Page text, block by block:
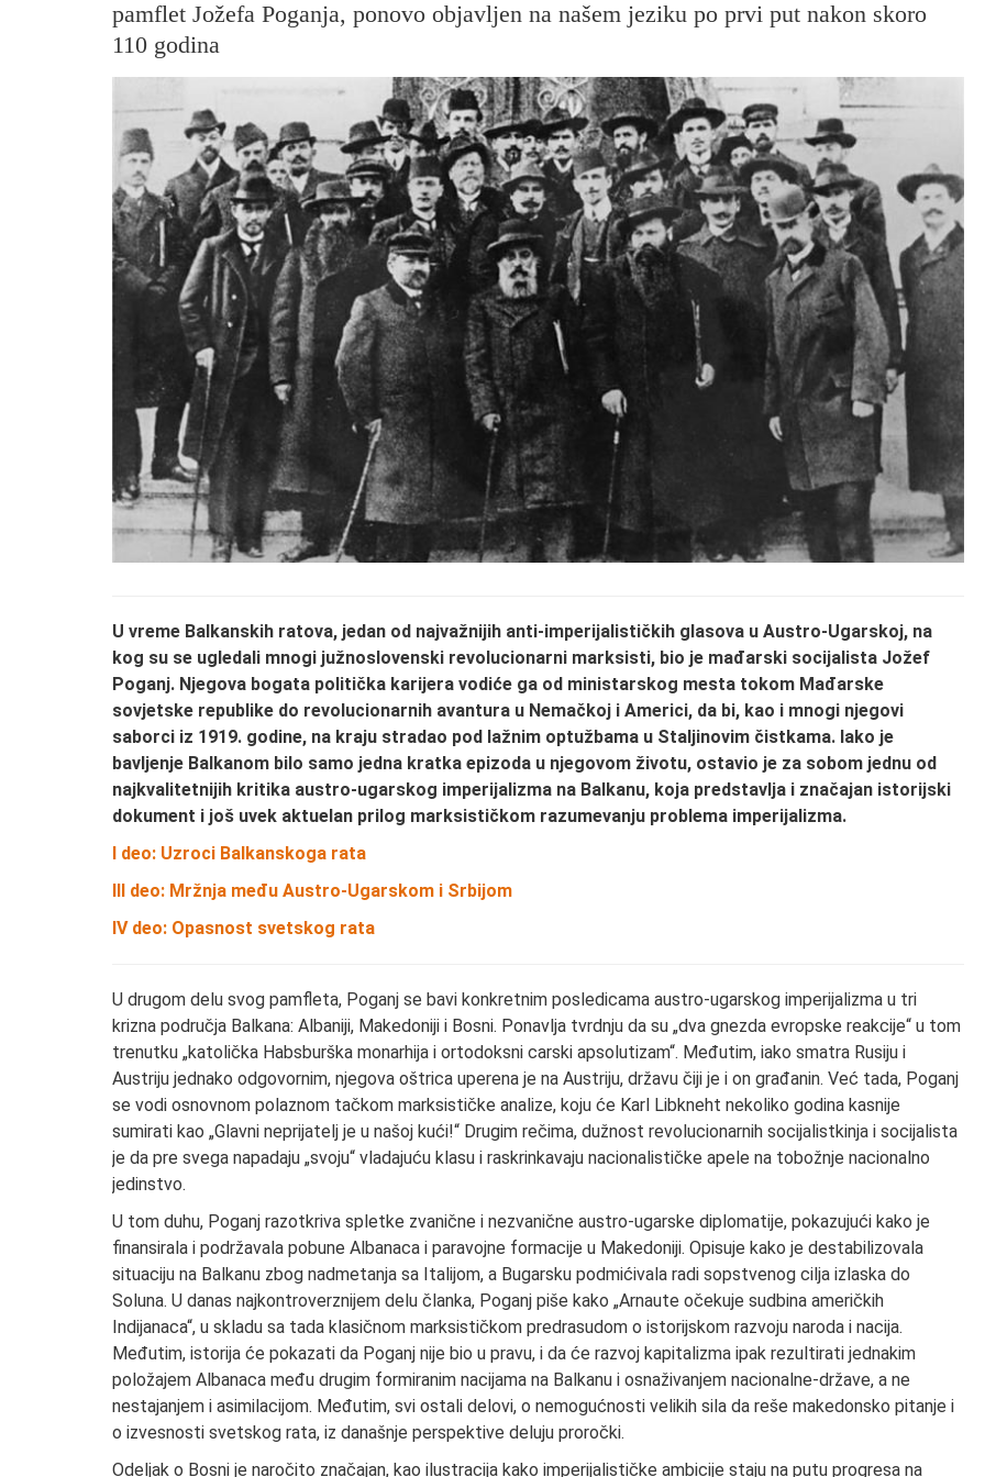
pamflet Jožefa Poganja, ponovo objavljen na našem jeziku po prvi put nakon skoro
110 godina
U vreme Balkanskih ratova, jedan od najvažnijih anti-imperijalističkih glasova u Austro-Ugarskoj, na
kog su se ugledali mnogi južnoslovenski revolucionarni marksisti, bio je mađarski socijalista Jožef
Poganj. Njegova bogata politička karijera vodiće ga od ministarskog mesta tokom Mađarske
sovjetske republike do revolucionarnih avantura u Nemačkoj i Americi, da bi, kao i mnogi njegovi
saborci iz 1919. godine, na kraju stradao pod lažnim optužbama u Staljinovim čistkama. Iako je
bavljenje Balkanom bilo samo jedna kratka epizoda u njegovom životu, ostavio je za sobom jednu od
najkvalitetnijih kritika austro-ugarskog imperijalizma na Balkanu, koja predstavlja i značajan istorijski
dokument i još uvek aktuelan prilog marksističkom razumevanju problema imperijalizma.
I deo: Uzroci Balkanskoga rata
III deo: Mržnja među Austro-Ugarskom i Srbijom
IV deo: Opasnost svetskog rata
U drugom delu svog pamfleta, Poganj se bavi konkretnim posledicama austro-ugarskog imperijalizma u tri
krizna područja Balkana: Albaniji, Makedoniji i Bosni. Ponavlja tvrdnju da su „dva gnezda evropske reakcije“ u tom
trenutku „katolička Habsburška monarhija i ortodoksni carski apsolutizam“. Međutim, iako smatra Rusiju i
Austriju jednako odgovornim, njegova oštrica uperena je na Austriju, državu čiji je i on građanin. Već tada, Poganj
se vodi osnovnom polaznom tačkom marksističke analize, koju će Karl Libkneht nekoliko godina kasnije
sumirati kao „Glavni neprijatelj je u našoj kući!“ Drugim rečima, dužnost revolucionarnih socijalistkinja i socijalista
je da pre svega napadaju „svoju“ vladajuću klasu i raskrinkavaju nacionalističke apele na tobožnje nacionalno
jedinstvo.
U tom duhu, Poganj razotkriva spletke zvanične i nezvanične austro-ugarske diplomatije, pokazujući kako je
finansirala i podržavala pobune Albanaca i paravojne formacije u Makedoniji. Opisuje kako je destabilizovala
situaciju na Balkanu zbog nadmetanja sa Italijom, a Bugarsku podmićivala radi sopstvenog cilja izlaska do
Soluna. U danas najkontroverznijem delu članka, Poganj piše kako „Arnaute očekuje sudbina američkih
Indijanaca“, u skladu sa tada klasičnom marksističkom predrasudom o istorijskom razvoju naroda i nacija.
Međutim, istorija će pokazati da Poganj nije bio u pravu, i da će razvoj kapitalizma ipak rezultirati jednakim
položajem Albanaca među drugim formiranim nacijama na Balkanu i osnaživanjem nacionalne-države, a ne
nestajanjem i asimilacijom. Međutim, svi ostali delovi, o nemogućnosti velikih sila da reše makedonsko pitanje i
o izvesnosti svetskog rata, iz današnje perspektive deluju proročki.
Odeljak o Bosni je naročito značajan, kao ilustracija kako imperijalističke ambicije staju na putu progresa na